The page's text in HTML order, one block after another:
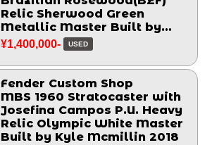
Relic Sherwood Green
Metallic Master Built by
Chris Fleming 2006
¥1,400,000- USED
Fender Custom Shop
MBS 1960 Stratocaster with
Josefina Campos P.U. Heavy
Relic Olympic White Master
Built by Kyle Mcmillin 2018